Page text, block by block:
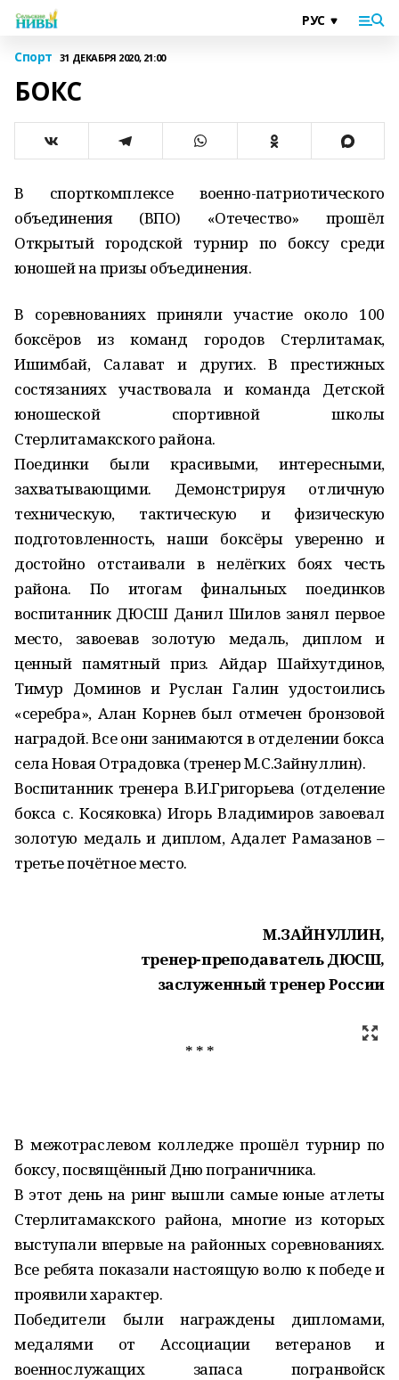
Спорт 31 ДЕКАБРЯ 2020, 21:00
БОКС
В спорткомплексе военно-патриотического
объединения (ВПО) «Отечество» прошёл
Открытый городской турнир по боксу среди
юношей на призы объединения.
В соревнованиях приняли участие около 100
боксёров из команд городов Стерлитамак,
Ишимбай, Салават и других. В престижных
состязаниях участвовала и команда Детской
юношеской спортивной школы
Стерлитамакского района.
Поединки были красивыми, интересными,
захватывающими. Демонстрируя отличную
техническую, тактическую и физическую
подготовленность, наши боксёры уверенно и
достойно отстаивали в нелёгких боях честь
района. По итогам финальных поединков
воспитанник ДЮСШ Данил Шилов занял первое
место, завоевав золотую медаль, диплом и
ценный памятный приз. Айдар Шайхутдинов,
Тимур Доминов и Руслан Галин удостоились
«серебра», Алан Корнев был отмечен бронзовой
наградой. Все они занимаются в отделении бокса
села Новая Отрадовка (тренер М.С.Зайнуллин).
Воспитанник тренера В.И.Григорьева (отделение
бокса с. Косяковка) Игорь Владимиров завоевал
золотую медаль и диплом, Адалет Рамазанов –
третье почётное место.
М.ЗАЙНУЛЛИН,
тренер-преподаватель ДЮСШ,
заслуженный тренер России
* * *
В межотраслевом колледже прошёл турнир по
боксу, посвящённый Дню пограничника.
В этот день на ринг вышли самые юные атлеты
Стерлитамакского района, многие из которых
выступали впервые на районных соревнованиях.
Все ребята показали настоящую волю к победе и
проявили характер.
Победители были награждены дипломами,
медалями от Ассоциации ветеранов и
военнослужащих запаса погранвойск